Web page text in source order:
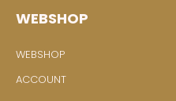
WEBSHOP
WEBSHOP
ACCOUNT